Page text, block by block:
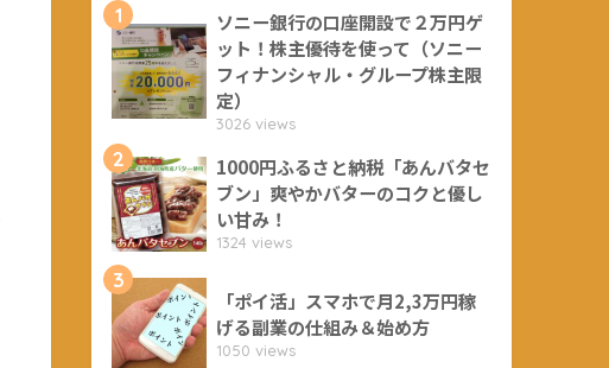
1
ソニー銀行の口座開設で２万円ゲ
ット！株主優待を使って（ソニー
フィナンシャル・グループ株主限
定）
3026 views
2
1000円ふるさと納税「あんバタセ
ブン」爽やかバターのコクと優し
い甘み！
1324 views
3
「ポイ活」スマホで月2,3万円稼
げる副業の仕組み＆始め方
1050 views